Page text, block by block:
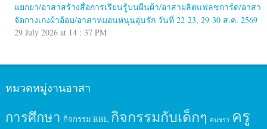
แยกยา/อาสาสร้างสื่อการเรียนรู้บนผืนผ้า/อาสาผลิตแฟลชการ์ด/อาสา
จัดกางเกงผ้าอ้อม/อาสาหมอนหนุนอุ่นรัก วันที่ 22-23, 29-30 ส.ค. 2569
29 July 2026 at 14 : 37 PM
หมวดหมู่งานอาสา
การศึกษา กิจกรรม BBL กิจกรรมกับเด็กๆ คนชรา ครู